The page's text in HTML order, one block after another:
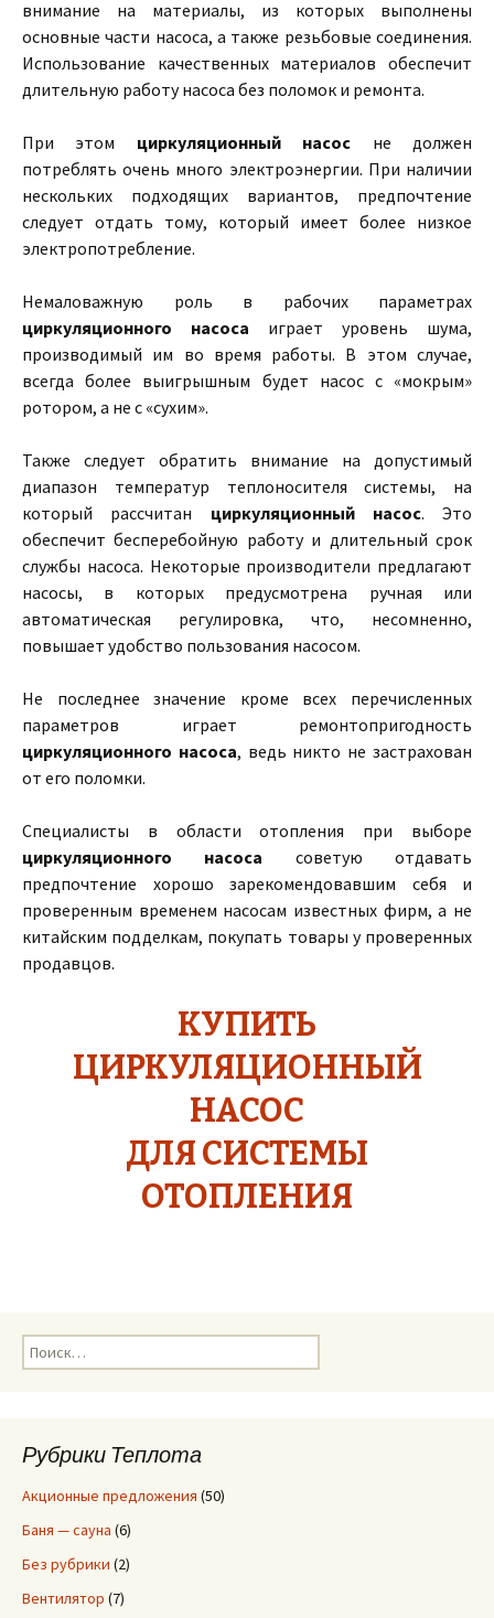
внимание на материалы, из которых выполнены
основные части насоса, а также резьбовые соединения.
Использование качественных материалов обеспечит
длительную работу насоса без поломок и ремонта.
При этом циркуляционный насос не должен
потреблять очень много электроэнергии. При наличии
нескольких подходящих вариантов, предпочтение
следует отдать тому, который имеет более низкое
электропотребление.
Немаловажную роль в рабочих параметрах
циркуляционного насоса играет уровень шума,
производимый им во время работы. В этом случае,
всегда более выигрышным будет насос с «мокрым»
ротором, а не с «сухим».
Также следует обратить внимание на допустимый
диапазон температур теплоносителя системы, на
который рассчитан циркуляционный насос. Это
обеспечит бесперебойную работу и длительный срок
службы насоса. Некоторые производители предлагают
насосы, в которых предусмотрена ручная или
автоматическая регулировка, что, несомненно,
повышает удобство пользования насосом.
Не последнее значение кроме всех перечисленных
параметров играет ремонтопригодность
циркуляционного насоса, ведь никто не застрахован
от его поломки.
Специалисты в области отопления при выборе
циркуляционного насоса советую отдавать
предпочтение хорошо зарекомендовавшим себя и
проверенным временем насосам известных фирм, а не
китайским подделкам, покупать товары у проверенных
продавцов.
КУПИТЬ
ЦИРКУЛЯЦИОННЫЙ
НАСОС
ДЛЯ СИСТЕМЫ
ОТОПЛЕНИЯ
Н
а
:Рубрики Теплота
Акционные предложения (50)
Баня — сауна (6)
Без рубрики (2)
Вентилятор (7)